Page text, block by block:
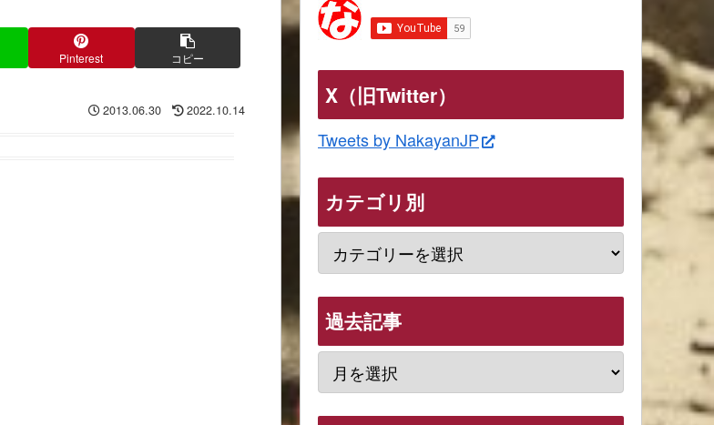
Pinterest コピー
2013.06.30 2022.10.14
X（旧Twitter）
Tweets by NakayanJP
カテゴリ別
過去記事